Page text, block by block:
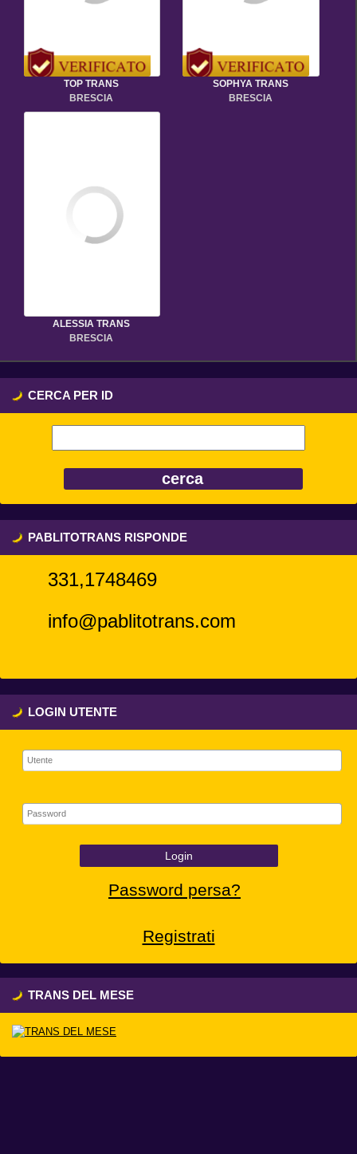
TOP TRANS
BRESCIA
SOPHYA TRANS
BRESCIA
ALESSIA TRANS
BRESCIA
CERCA PER ID
PABLITOTRANS RISPONDE
331,1748469
info@pablitotrans.com
LOGIN UTENTE
Login
Password persa?
Registrati
TRANS DEL MESE